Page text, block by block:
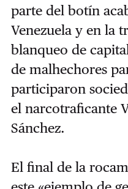
parte del botín
Venezuela y en la
blanqueo de
de malhechores
participaron
el narcotraficante
Sánchez.
El final de la